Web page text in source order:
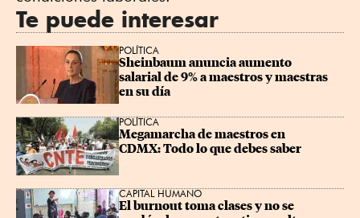
Te puede interesar
POLÍTICA
Sheinbaum anuncia aumento
salarial de 9% a maestros y maestras
en su día
POLÍTICA
Megamarcha de maestros en
CDMX: Todo lo que debes saber
CAPITAL HUMANO
El burnout toma clases y no se